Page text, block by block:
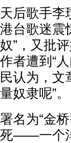
天后歌手李
港台歌迷震
奴”，又批
作者遭到“
民认为，文
量奴隶呢”。
署名为“金
死——一个